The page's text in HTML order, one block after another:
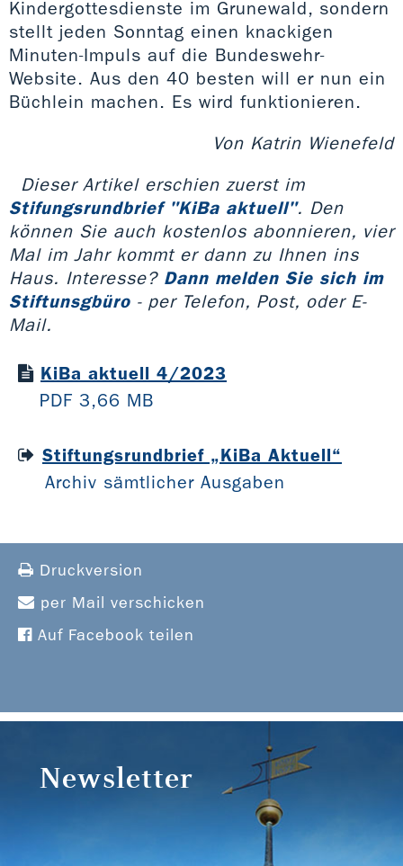
Kindergottesdienste im Grunewald, sondern
stellt jeden Sonntag einen knackigen
Minuten-Impuls auf die Bundeswehr-
Website. Aus den 40 besten will er nun ein
Büchlein machen. Es wird funktionieren.
Von Katrin Wienefeld
Dieser Artikel erschien zuerst im
Stifungsrundbrief "KiBa aktuell". Den
können Sie auch kostenlos abonnieren, vier
Mal im Jahr kommt er dann zu Ihnen ins
Haus. Interesse? Dann melden Sie sich im
Stiftunsgbüro - per Telefon, Post, oder E-
Mail.
KiBa aktuell 4/2023
PDF 3,66 MB
Stiftungsrundbrief „KiBa Aktuell“
Archiv sämtlicher Ausgaben
Druckversion
per Mail verschicken
Auf Facebook teilen
Newsletter